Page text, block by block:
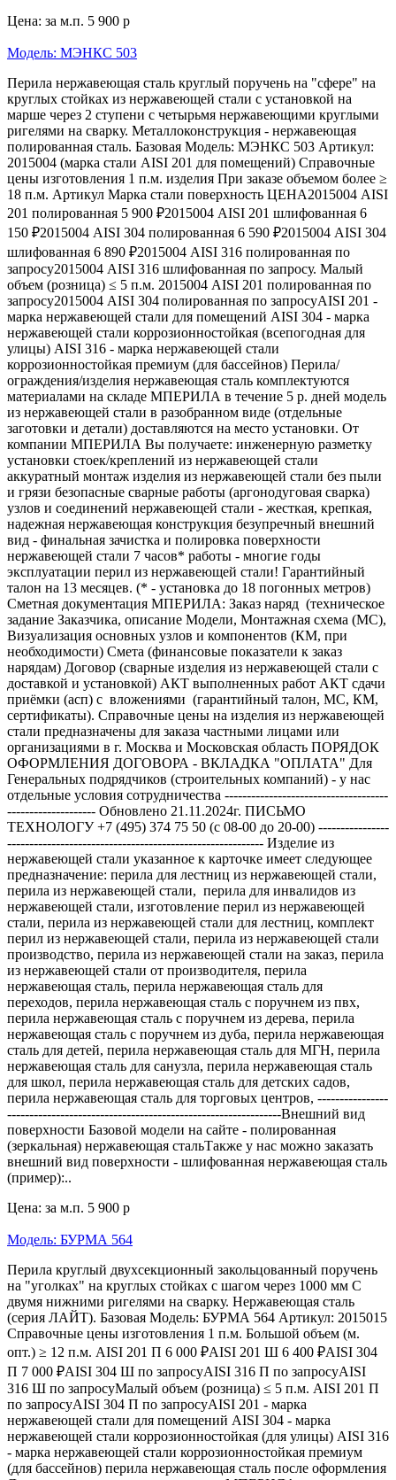
Цена: за м.п. 5 900 р
Модель: МЭНКС 503
Перила нержавеющая сталь круглый поручень на "сфере" на
круглых стойках из нержавеющей стали с установкой на
марше через 2 ступени с четырьмя нержавеющими круглыми
ригелями на сварку. Металлоконструкция - нержавеющая
полированная сталь. Базовая Модель: МЭНКС 503 Артикул:
2015004 (марка стали AISI 201 для помещений) Справочные
цены изготовления 1 п.м. изделия При заказе объемом более ≥
18 п.м. Артикул Марка стали поверхность ЦЕНА2015004 AISI
201 полированная 5 900 ₽2015004 AISI 201 шлифованная 6
150 ₽2015004 AISI 304 полированная 6 590 ₽2015004 AISI 304
шлифованная 6 890 ₽2015004 AISI 316 полированная по
запросу2015004 AISI 316 шлифованная по запросу. Малый
объем (розница) ≤ 5 п.м. 2015004 AISI 201 полированная по
запросу2015004 AISI 304 полированная по запросуAISI 201 -
марка нержавеющей стали для помещений AISI 304 - марка
нержавеющей стали коррозионностойкая (всепогодная для
улицы) AISI 316 - марка нержавеющей стали
коррозионностойкая премиум (для бассейнов) Перила/
ограждения/изделия нержавеющая сталь комплектуются
материалами на складе МПЕРИЛА в течение 5 р. дней модель
из нержавеющей стали в разобранном виде (отдельные
заготовки и детали) доставляются на место установки. От
компании МПЕРИЛА Вы получаете: инженерную разметку
установки стоек/креплений из нержавеющей стали
аккуратный монтаж изделия из нержавеющей стали без пыли
и грязи безопасные сварные работы (аргонодуговая сварка)
узлов и соединений нержавеющей стали - жесткая, крепкая,
надежная нержавеющая конструкция безупречный внешний
вид - финальная зачистка и полировка поверхности
нержавеющей стали 7 часов* работы - многие годы
эксплуатации перил из нержавеющей стали! Гарантийный
талон на 13 месяцев. (* - установка до 18 погонных метров)
Сметная документация МПЕРИЛА: Заказ наряд (техническое
задание Заказчика, описание Модели, Монтажная схема (МС),
Визуализация основных узлов и компонентов (КМ, при
необходимости) Смета (финансовые показатели к заказ
нарядам) Договор (сварные изделия из нержавеющей стали с
доставкой и установкой) АКТ выполненных работ АКТ сдачи
приёмки (асп) с вложениями (гарантийный талон, МС, КМ,
сертификаты). Справочные цены на изделия из нержавеющей
стали предназначены для заказа частными лицами или
организациями в г. Москва и Московская область ПОРЯДОК
ОФОРМЛЕНИЯ ДОГОВОРА - ВКЛАДКА "ОПЛАТА" Для
Генеральных подрядчиков (строительных компаний) - у нас
отдельные условия сотрудничества -------------------------------------
-------------------- Обновлено 21.11.2024г. ПИСЬМО
ТЕХНОЛОГУ +7 (495) 374 75 50 (с 08-00 до 20-00) ----------------
---------------------------------------------------------- Изделие из
нержавеющей стали указанное к карточке имеет следующее
предназначение: перила для лестниц из нержавеющей стали,
перила из нержавеющей стали, перила для инвалидов из
нержавеющей стали, изготовление перил из нержавеющей
стали, перила из нержавеющей стали для лестниц, комплект
перил из нержавеющей стали, перила из нержавеющей стали
производство, перила из нержавеющей стали на заказ, перила
из нержавеющей стали от производителя, перила
нержавеющая сталь, перила нержавеющая сталь для
переходов, перила нержавеющая сталь с поручнем из пвх,
перила нержавеющая сталь с поручнем из дерева, перила
нержавеющая сталь с поручнем из дуба, перила нержавеющая
сталь для детей, перила нержавеющая сталь для МГН, перила
нержавеющая сталь для санузла, перила нержавеющая сталь
для школ, перила нержавеющая сталь для детских садов,
перила нержавеющая сталь для торговых центров, ----------------
--------------------------------------------------------------Внешний вид
поверхности Базовой модели на сайте - полированная
(зеркальная) нержавеющая стальТакже у нас можно заказать
внешний вид поверхности - шлифованная нержавеющая сталь
(пример):..
Цена: за м.п. 5 900 р
Модель: БУРМА 564
Перила круглый двухсекционный закольцованный поручень
на "уголках" на круглых стойках с шагом через 1000 мм С
двумя нижними ригелями на сварку. Нержавеющая сталь
(серия ЛАЙТ). Базовая Модель: БУРМА 564 Артикул: 2015015
Справочные цены изготовления 1 п.м. Большой объем (м.
опт.) ≥ 12 п.м. AISI 201 П 6 000 ₽AISI 201 Ш 6 400 ₽AISI 304
П 7 000 ₽AISI 304 Ш по запросуAISI 316 П по запросуAISI
316 Ш по запросуМалый объем (розница) ≤ 5 п.м. AISI 201 П
по запросуAISI 304 П по запросуAISI 201 - марка
нержавеющей стали для помещений AISI 304 - марка
нержавеющей стали коррозионностойкая (для улицы) AISI 316
- марка нержавеющей стали коррозионностойкая премиум
(для бассейнов) перила нержавеющая сталь после оформления